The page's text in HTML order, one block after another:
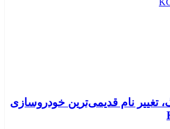
تغییر نام قدیمی‌ترین خودروسازی